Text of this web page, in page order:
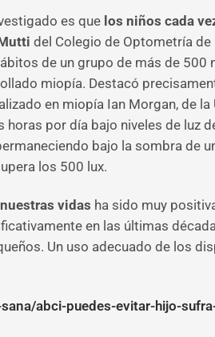
es que los niños cada
del Colegio de Optometría de
de un grupo de más de 500
miopía. Destacó
en miopía Ian Morgan, de
horas por día bajo niveles de luz
bajo la sombra de
los 500 lux.
vidas ha sido muy
en las últimas
Un uso adecuado de los
abci-puedes-evitar-hijo-